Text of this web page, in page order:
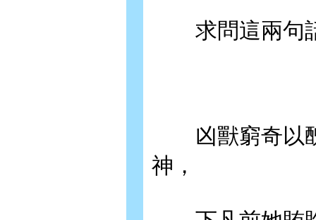
求問這兩句話
凶獸窮奇以醜
神，